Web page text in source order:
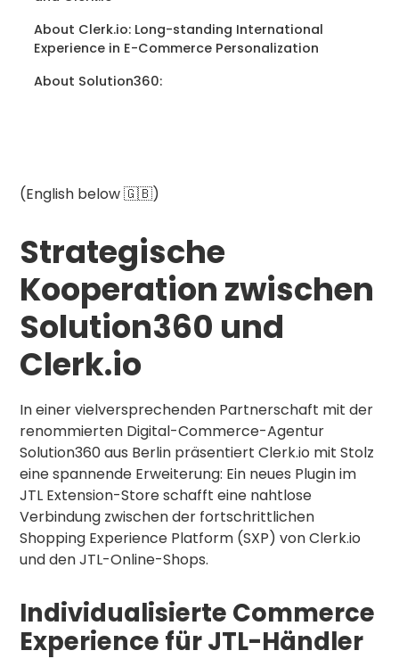
About Clerk.io: Long-standing International
Experience in E-Commerce Personalization
About Solution360:
(English below 🇬🇧)
Strategische
Kooperation zwischen
Solution360 und
Clerk.io
In einer vielversprechenden Partnerschaft mit der
renommierten Digital-Commerce-Agentur
Solution360 aus Berlin präsentiert Clerk.io mit Stolz
eine spannende Erweiterung: Ein neues Plugin im
JTL Extension-Store schafft eine nahtlose
Verbindung zwischen der fortschrittlichen
Shopping Experience Platform (SXP) von Clerk.io
und den JTL-Online-Shops.
Individualisierte Commerce
Experience für JTL-Händler